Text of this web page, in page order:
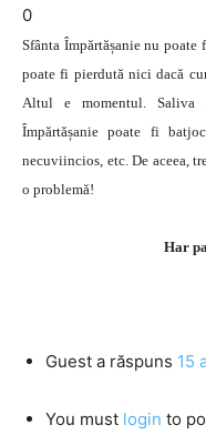
0
Sfânta Împărtășanie nu
poate fi pierdută nici dacă
Altul e momentul. Saliva
Împărtășanie poate fi
necuviincios, etc. De aceea,
o problemă!
Har
Guest a răspuns 15
You must login to